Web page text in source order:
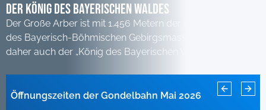
Der KÖnig des Bayerischen Waldes
Der Große Arber ist mit 1.456 Metern der höchste Berg
des Bayerisch-Böhmischen Gebirgsmassivs und wird
daher auch der „König des Bayerischen Waldes“ genannt.
Anlagen im April ges
Rodelbahn Sonnenhang für diese Saison
geschlossen